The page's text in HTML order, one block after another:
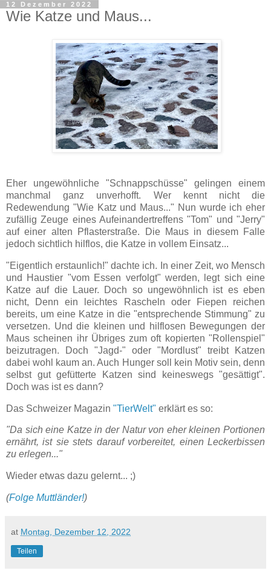
12 Dezember 2022
Wie Katze und Maus...
Eher ungewöhnliche "Schnappschüsse" gelingen einem
manchmal ganz unverhofft. Wer kennt nicht die
Redewendung "Wie Katz und Maus..." Nun wurde ich eher
zufällig Zeuge eines Aufeinandertreffens "Tom" und "Jerry"
auf einer alten Pflasterstraße. Die Maus in diesem Falle
jedoch sichtlich hilflos, die Katze in vollem Einsatz...
"Eigentlich erstaunlich!" dachte ich. In einer Zeit, wo Mensch
und Haustier "vom Essen verfolgt" werden, legt sich eine
Katze auf die Lauer. Doch so ungewöhnlich ist es eben
nicht, Denn ein leichtes Rascheln oder Fiepen reichen
bereits, um eine Katze in die "entsprechende Stimmung" zu
versetzen. Und die kleinen und hilflosen Bewegungen der
Maus scheinen ihr Übriges zum oft kopierten "Rollenspiel"
beizutragen. Doch "Jagd-" oder "Mordlust" treibt Katzen
dabei wohl kaum an. Auch Hunger soll kein Motiv sein, denn
selbst gut gefütterte Katzen sind keineswegs "gesättigt".
Doch was ist es dann?
Das Schweizer Magazin "TierWelt" erklärt es so:
"Da sich eine Katze in der Natur von eher kleinen Portionen
ernährt, ist sie stets darauf vorbereitet, einen Leckerbissen
zu erlegen..."
Wieder etwas dazu gelernt... ;)
(Folge Muttländer!)
at Montag, Dezember 12, 2022
Teilen